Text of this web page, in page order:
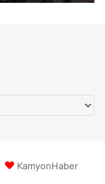
KamyonHaber